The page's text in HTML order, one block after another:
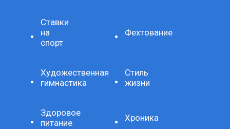
Ставки
на
спорт
Фехтование
Художественная
гимнастика
Стиль
жизни
Здоровое
питание
Хроника